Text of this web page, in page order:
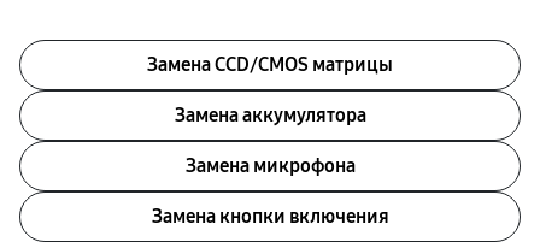
Замена CCD/CMOS матрицы
Замена аккумулятора
Замена микрофона
Замена кнопки включения